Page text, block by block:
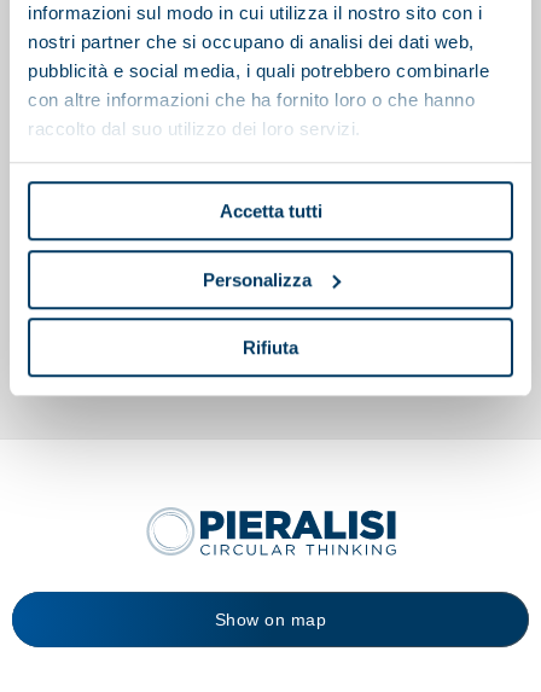
informazioni sul modo in cui utilizza il nostro sito con i
nostri partner che si occupano di analisi dei dati web,
pubblicità e social media, i quali potrebbero combinarle
con altre informazioni che ha fornito loro o che hanno
raccolto dal suo utilizzo dei loro servizi.
Accetta tutti
Personalizza
Rifiuta
Polipreparatore
Show on map